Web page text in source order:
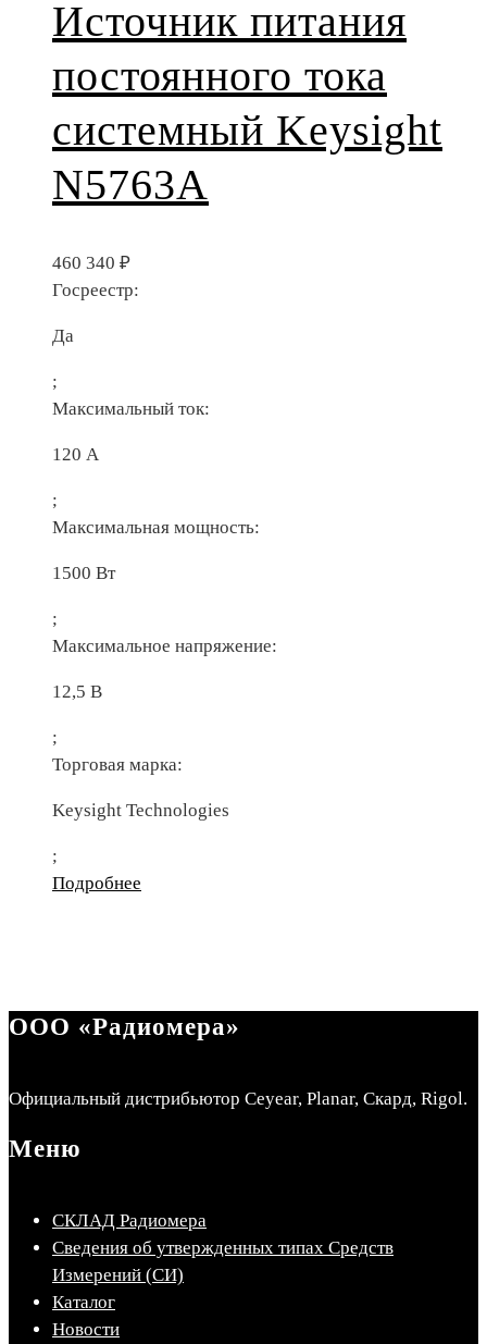
Источник питания
постоянного тока
системный Keysight
N5763A
460 340 ₽
Госреестр:
Да
;
Максимальный ток:
120 А
;
Максимальная мощность:
1500 Вт
;
Максимальное напряжение:
12,5 В
;
Торговая марка:
Keysight Technologies
;
Подробнее
ООО «Радиомера»
Официальный дистрибьютор Ceyear, Planar, Скард, Rigol.
Меню
СКЛАД Радиомера
Сведения об утвержденных типах Средств
Измерений (СИ)
Каталог
Новости